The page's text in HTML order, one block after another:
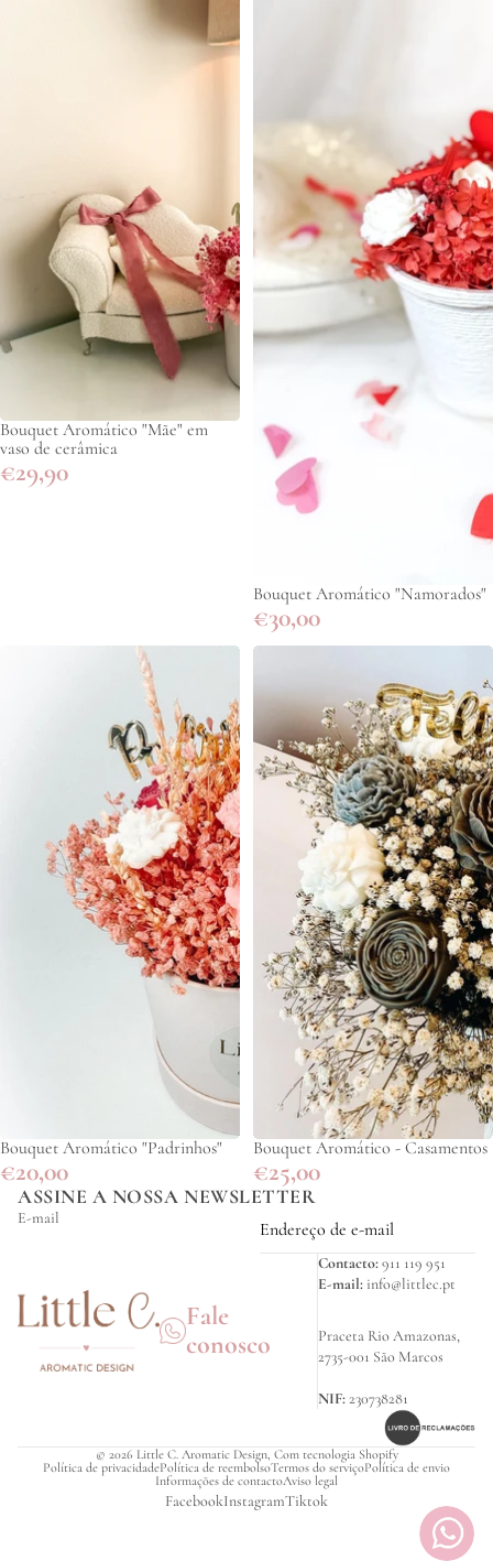
Bouquet Aromático "Mãe" em
vaso de cerâmica
€29,90
Bouquet Aromático "Namorados"
€30,00
Bouquet Aromático "Padrinhos"
€20,00
Bouquet Aromático - Casamentos
€25,00
ASSINE A NOSSA NEWSLETTER
E-mail
Fale
conosco
Contacto:911 119 951
E-mail:info@littlec.pt
Praceta Rio Amazonas,
2735-001 São Marcos
NIF:230738281
© 2026 Little C. Aromatic Design, Com tecnologia Shopify
Política de privacidadePolítica de reembolsoTermos do serviçoPolítica de envio
Informações de contactoAviso legal
FacebookInstagramTiktok